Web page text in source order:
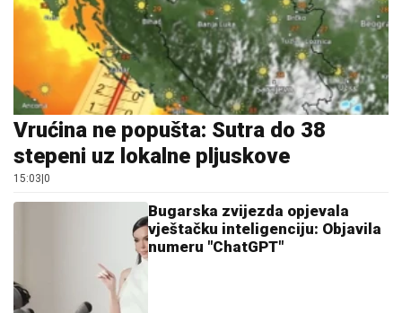
Vrućina ne popušta: Sutra do 38
stepeni uz lokalne pljuskove
15:03 0
Bugarska zvijezda opjevala
vještačku inteligenciju: Objavila
numeru "ChatGPT"